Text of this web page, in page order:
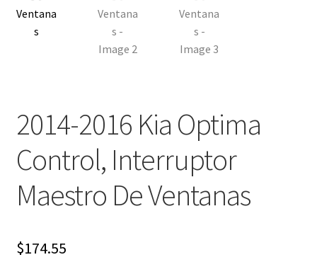
2014-2016 Kia Optima
Control, Interruptor
Maestro De Ventanas
$174.55